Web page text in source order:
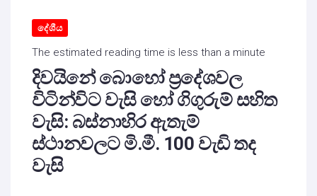
දේශීය
The estimated reading time is less than a minute
දිවයිනේ බොහෝ ප්‍රදේශවල
විටින්විට වැසි හෝ ගිගුරුම් සහිත
වැසි: බස්නාහිර ඇතැම්
ස්ථානවලට මි.මී. 100 වැඩි තද
වැසි